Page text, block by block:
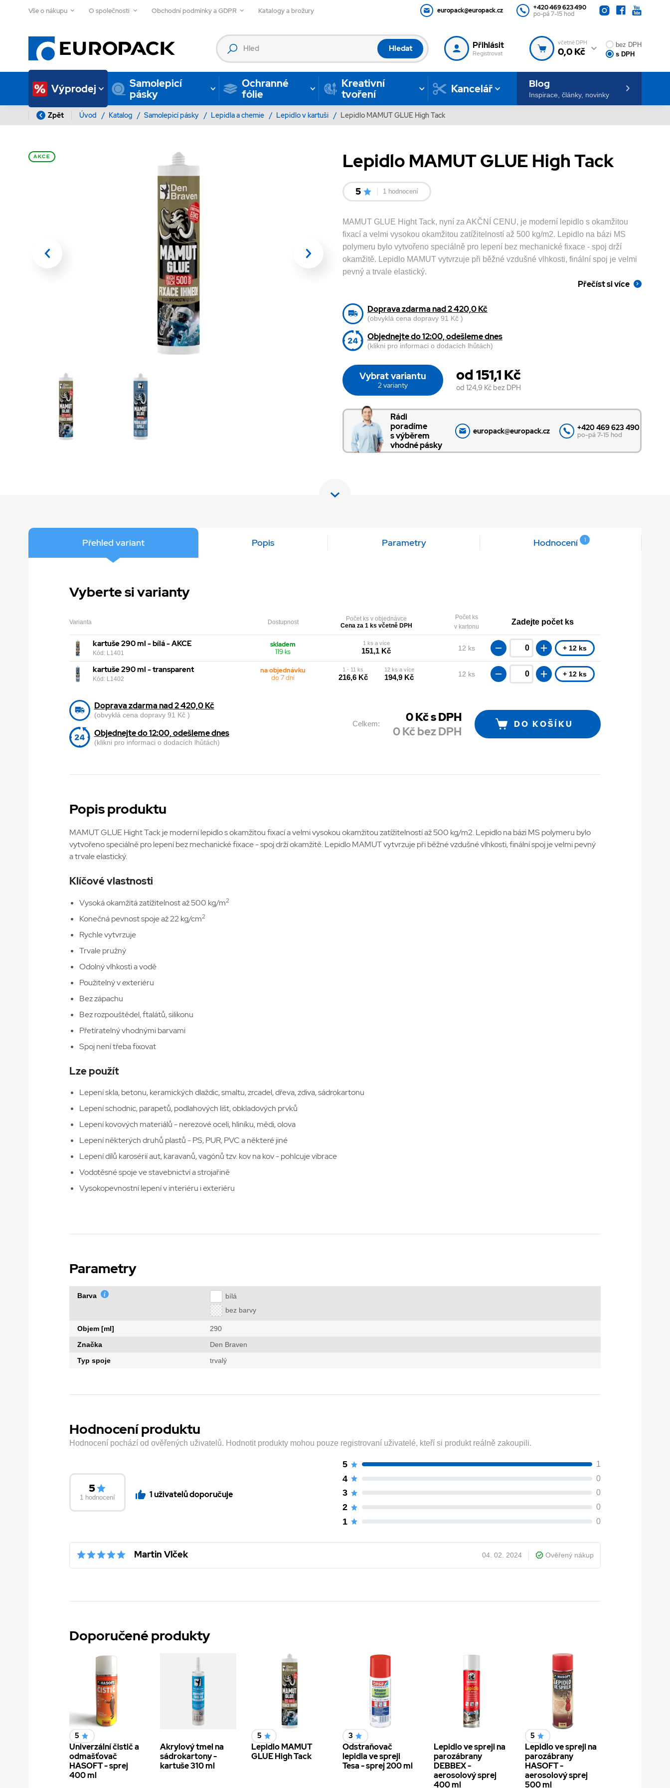
Vše o nákupu O společnosti Obchodní podmínky a GDPR Katalogy a brožury europack@europack.cz
+420 469 623 490
po-pá 7-15 hod
Hledat Přihlásit
Registrovat
včetně DPH
0,0 Kč
bez DPH
s DPH
Výprodej
Samolepicí
pásky
Ochranné
fólie
Kreativní
tvoření
Kancelář Blog
Inspirace, články, novinky
Zpět Úvod / Katalog / Samolepicí pásky / Lepidla a chemie / Lepidlo v kartuši / Lepidlo MAMUT GLUE High Tack
AKCE Lepidlo MAMUT GLUE High Tack
5 1 hodnocení
MAMUT GLUE Hight Tack, nyní za AKČNÍ CENU, je moderní lepidlo s okamžitou
fixací a velmi vysokou okamžitou zatížitelností až 500 kg/m2. Lepidlo na bázi MS
polymeru bylo vytvořeno speciálně pro lepení bez mechanické fixace - spoj drží
okamžitě. Lepidlo MAMUT vytvrzuje při běžné vzdušné vlhkosti, finální spoj je velmi
pevný a trvale elastický.
Přečíst si více
Doprava zdarma nad 2 420,0 Kč
(obvyklá cena dopravy 91 Kč )
Objednejte do 12:00, odešleme dnes
(klikni pro informaci o dodacích lhůtách)
Vybrat variantu
2 varianty
od 151,1 Kč
od 124,9 Kč bez DPH
Rádi
poradíme
s výběrem
vhodné pásky
europack@europack.cz +420 469 623 490
po-pá 7-15 hod
Přehled variant Popis Parametry Hodnocení 1
Vyberte si varianty
Varianta Dostupnost
Počet ks v objednávce
Cena za 1 ks včetně DPH
Počet ks
v kartonu
Zadejte počet ks
kartuše 290 ml - bílá - AKCE
Kód: L1401
skladem
119 ks
1 ks a více
151,1 Kč 12 ks + 12 ks
kartuše 290 ml - transparent
Kód: L1402
na objednávku
do 7 dní
1 - 11 ks
216,6 Kč
12 ks a více
194,9 Kč 12 ks + 12 ks
Doprava zdarma nad 2 420,0 Kč
(obvyklá cena dopravy 91 Kč )
Objednejte do 12:00, odešleme dnes
(klikni pro informaci o dodacích lhůtách)
Celkem: 0Kč s DPH
0Kč bez DPH DO KOŠÍKU
Popis produktu
MAMUT GLUE Hight Tack je moderní lepidlo s okamžitou fixací a velmi vysokou okamžitou zatížitelností až 500 kg/m2. Lepidlo na bázi MS polymeru bylo
vytvořeno speciálně pro lepení bez mechanické fixace - spoj drží okamžitě. Lepidlo MAMUT vytvrzuje při běžné vzdušné vlhkosti, finální spoj je velmi pevný
a trvale elastický.
Klíčové vlastnosti
Vysoká okamžitá zatížitelnost až 500 kg/m2
Konečná pevnost spoje až 22 kg/cm2
Rychle vytvrzuje
Trvale pružný
Odolný vlhkosti a vodě
Použitelný v exteriéru
Bez zápachu
Bez rozpouštědel, ftalátů, silikonu
Přetíratelný vhodnými barvami
Spoj není třeba fixovat
Lze použít
Lepení skla, betonu, keramických dlaždic, smaltu, zrcadel, dřeva, zdiva, sádrokartonu
Lepení schodnic, parapetů, podlahových lišt, obkladových prvků
Lepení kovových materiálů - nerezové oceli, hliníku, mědi, olova
Lepení některých druhů plastů - PS, PUR, PVC a některé jiné
Lepení dílů karosérií aut, karavanů, vagónů tzv. kov na kov - pohlcuje vibrace
Vodotěsné spoje ve stavebnictví a strojařině
Vysokopevnostní lepení v interiéru i exteriéru
Parametry
Barva
bílá
bez barvy
Objem [ml]
290
Značka
Den Braven
Typ spoje
trvalý
Hodnocení produktu
Hodnocení pochází od ověřených uživatelů. Hodnotit produkty mohou pouze registrovaní uživatelé, kteří si produkt reálně zakoupili.
5
1 hodnocení 1 uživatelů doporučuje
5 1
4 0
3 0
2 0
1 0
Martin Vlček 04. 02. 2024 Ověřený nákup
Doporučené produkty
5
Univerzální čistič a
odmašťovač
HASOFT - sprej
400 ml
Akrylový tmel na
sádrokartony -
kartuše 310 ml
5
Lepidlo MAMUT
GLUE High Tack
3
Odstraňovač
lepidla ve spreji
Tesa - sprej 200 ml
Lepidlo ve spreji na
parozábrany
DEBBEX -
aerosolový sprej
400 ml
5
Lepidlo ve spreji na
parozábrany
HASOFT -
aerosolový sprej
500 ml